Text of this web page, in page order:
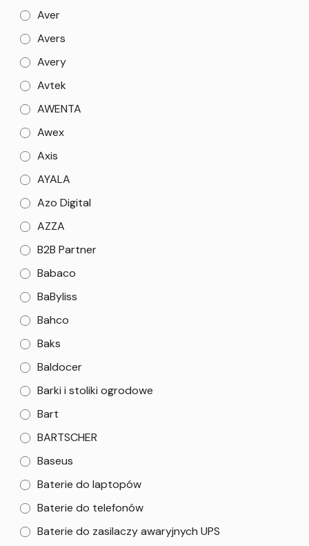
Aver
Avers
Avery
Avtek
AWENTA
Awex
Axis
AYALA
Azo Digital
AZZA
B2B Partner
Babaco
BaByliss
Bahco
Baks
Baldocer
Barki i stoliki ogrodowe
Bart
BARTSCHER
Baseus
Baterie do laptopów
Baterie do telefonów
Baterie do zasilaczy awaryjnych UPS